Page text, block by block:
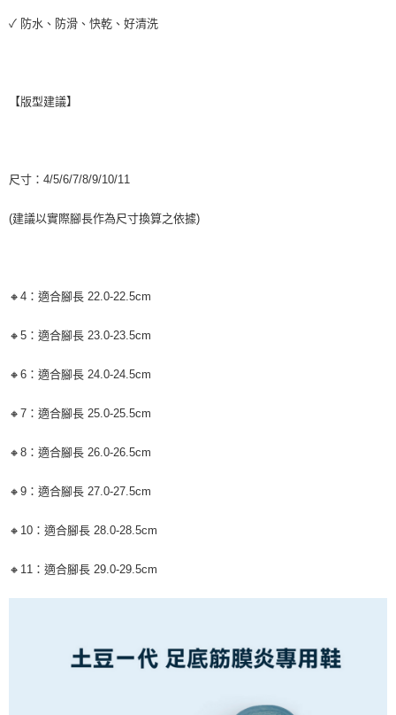
✓ 防水、防滑、快乾、好清洗
【版型建議】
尺寸：4/5/6/7/8/9/10/11
(建議以實際腳長作為尺寸換算之依據)
🔸4：適合腳長 22.0-22.5cm
🔸5：適合腳長 23.0-23.5cm
🔸6：適合腳長 24.0-24.5cm
🔸7：適合腳長 25.0-25.5cm
🔸8：適合腳長 26.0-26.5cm
🔸9：適合腳長 27.0-27.5cm
🔸10：適合腳長 28.0-28.5cm
🔸11：適合腳長 29.0-29.5cm